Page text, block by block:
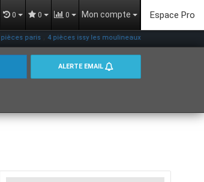
,4 pièces issy les moulineaux ,4 pièces paris
0 0 0 Mon compte Espace Pro
ALERTE EMAIL